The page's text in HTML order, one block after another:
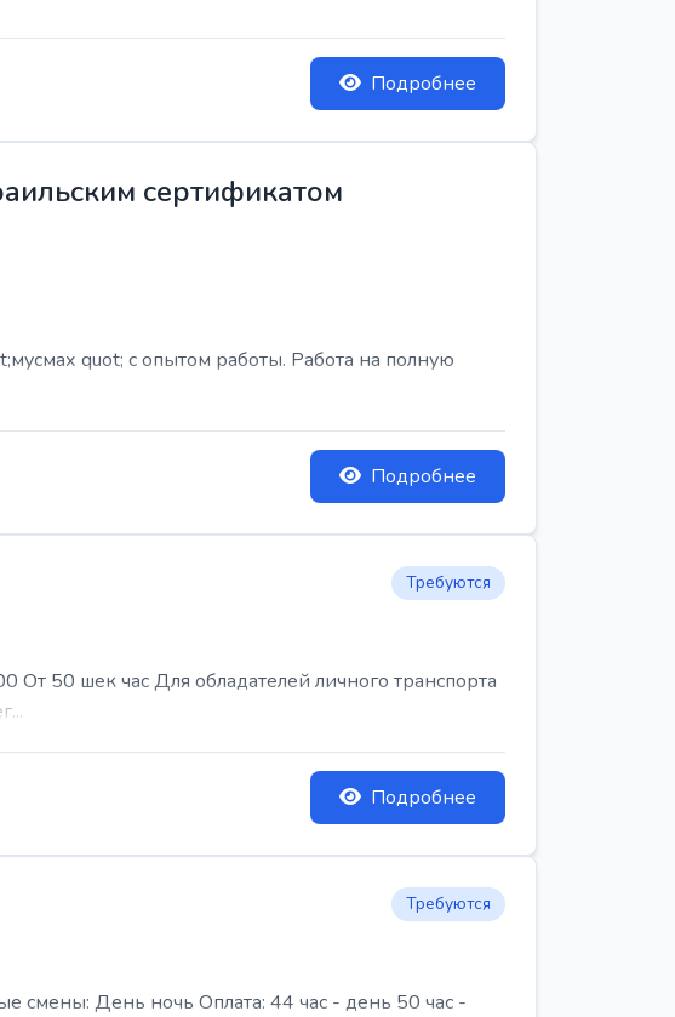
Подробнее
сертификатом
quot; с опытом работы. Работа на полную
Подробнее
Требуются
шек час Для обладателей личного транспорта
Подробнее
Требуются
смены: День ночь Оплата: 44 час - день 50 час -